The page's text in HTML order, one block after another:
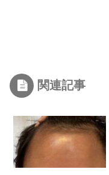
関連記事